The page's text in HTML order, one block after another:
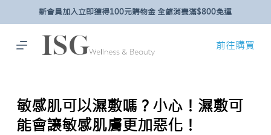
主
新會員加入立即獲得100元購物金 全館消費滿$800免運
前往購買
敏感肌可以濕敷嗎？小心！濕敷可
能會讓敏感肌膚更加惡化！